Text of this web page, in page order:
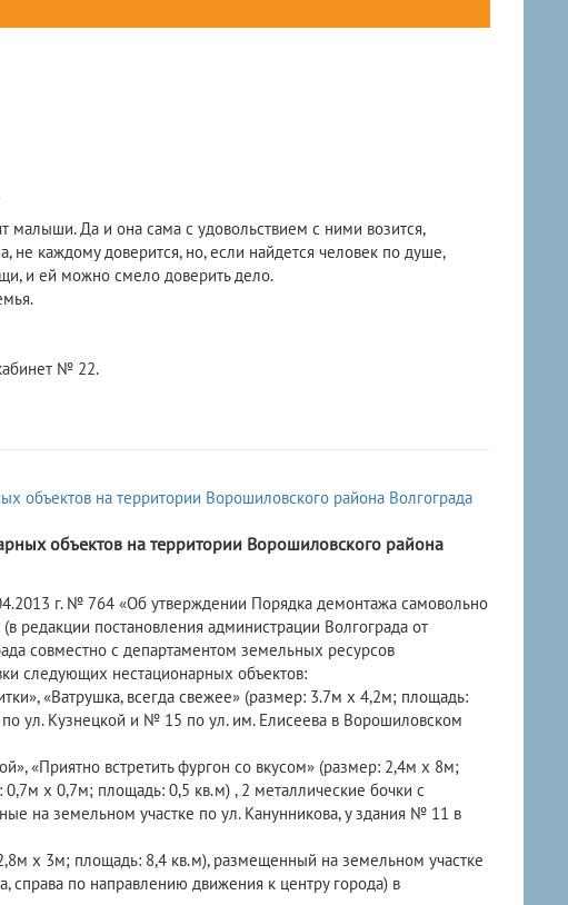
малыши. Да и она сама с удовольствием с ними возится,
не каждому доверится, но, если найдется человек по душе,
и ей можно смело доверить дело.
№ 22.
объектов на территории Ворошиловского района
г. № 764 «Об утверждении Порядка демонтажа самовольно
редакции постановления администрации Волгограда от
совместно с департаментом земельных ресурсов
следующих нестационарных объектов:
«Ватрушка, всегда свежее» (размер: 3.7м х 4,2м; площадь:
ул. Кузнецкой и № 15 по ул. им. Елисеева в Ворошиловском
«Приятно встретить фургон со вкусом» (размер: 2,4м х 8м;
х 0,7м; площадь: 0,5 кв.м) , 2 металлические бочки с
на земельном участке по ул. Канунникова, у здания № 11 в
х 3м; площадь: 8,4 кв.м), размещенный на земельном участке
справа по направлению движения к центру города) в